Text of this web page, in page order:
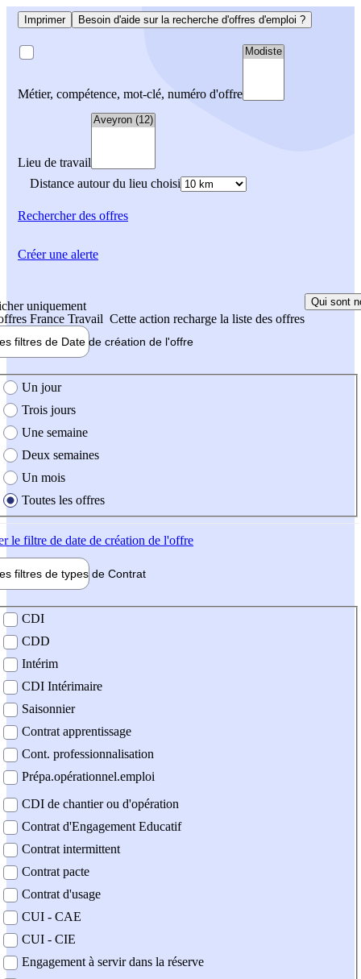
Imprimer Besoin d'aide sur la recherche d'offres d'emploi ?
Métier, compétence, mot-clé, numéro d'offre
Lieu de travail
Distance autour du lieu choisi
Rechercherdes offres
uniquement
France Travail Cette action recharge la liste des offres
Qui sont
filtres de Date de création de l'offre
création de l'offre
Un jour
Trois jours
Une semaine
Deux semaines
Un mois
Toutes les offres
le filtre de date de création de l'offre
filtres de types de Contrat
contrat
CDI
CDD
Intérim
CDI Intérimaire
Saisonnier
Contrat apprentissage
Cont. professionnalisation
Prépa.opérationnel.emploi
CDI de chantier ou d'opération
Contrat d'Engagement Educatif
Contrat intermittent
Contrat pacte
Contrat d'usage
CUI - CAE
CUI - CIE
Engagement à servir dans la réserve
Créer une alerte